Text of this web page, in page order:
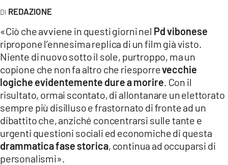
LaC
Network
LACPLAY.IT
LACTV.IT
LACONAIR.IT
LACITYMAG.IT
ILREGGINO.IT
COSENZACHANNEL.IT
REDAZIONE
«Ciò che avviene in questi giorni nel Pd vibonese
ripropone l’ennesima replica di un film già visto.
Niente di nuovo sotto il sole, purtroppo, ma un
copione che non fa altro che riesporrevecchie
logiche evidentemente dure a morire . Con il
risultato, ormai scontato, di allontanare un elettorato
sempre più disilluso e frastornato di fronte ad un
dibattito che, anziché concentrarsi sulle tante e
urgenti questioni sociali ed economiche di questa
drammatica fase storica, continua ad occuparsi di
personalismi».